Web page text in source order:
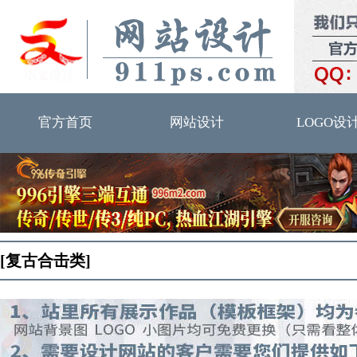
官方首页 网站设计 LOGO设
[复古合击类]